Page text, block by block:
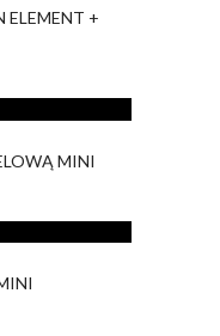
ELEMENT +
MINI